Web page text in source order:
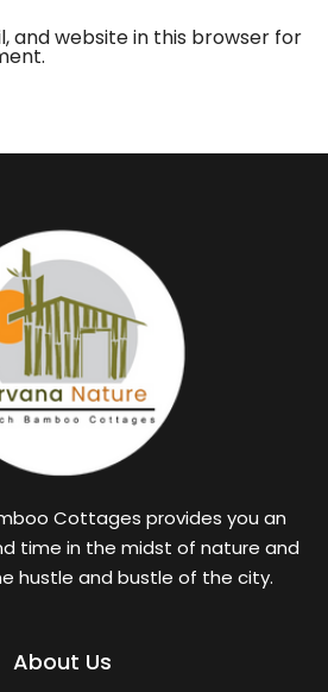
and website in this browser for
Cottages provides you an
time in the midst of nature and
hustle and bustle of the city.
About Us